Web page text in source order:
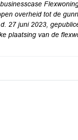
overheid tot de
27 juni 2023,
plaatsing van de